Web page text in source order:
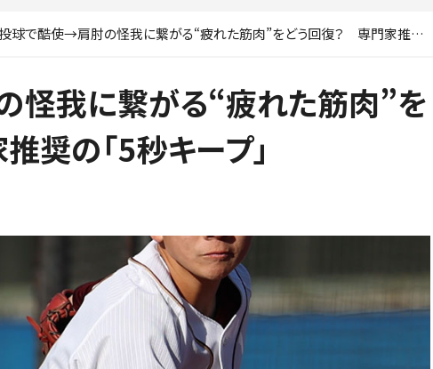
球で酷使→肩肘の怪我に繋がる“疲れた筋肉”をどう回復？ 専門家推奨の「5秒キープ」
怪我に繋がる“疲れた筋肉”を
奨の「5秒キープ」